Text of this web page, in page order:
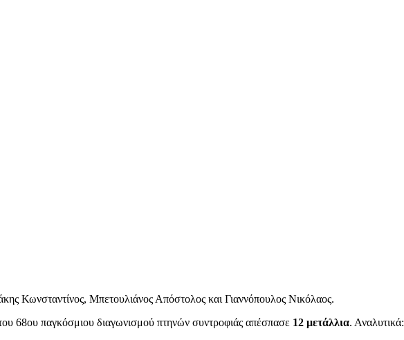
Κωνσταντίνος, Μπετουλιάνος Απόστολος και Γιαννόπουλος Νικόλαος.
68ου παγκόσμιου διαγωνισμού πτηνών συντροφιάς απέσπασε 12 μετάλλια. Αναλυτικά: